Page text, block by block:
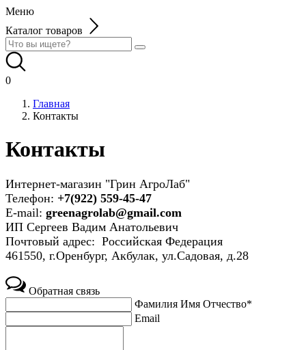
Меню
Каталог товаров
0
Главная
Контакты
Контакты
Интернет-магазин "Грин АгроЛаб"
Телефон: +7(922) 559-45-47
E-mail: greenagrolab@gmail.com
ИП Сергеев Вадим Анатольевич
Почтовый адрес: Российская Федерация
461550, г.Оренбург, Акбулак, ул.Садовая, д.28
Обратная связь
Фамилия Имя Отчество*
Email